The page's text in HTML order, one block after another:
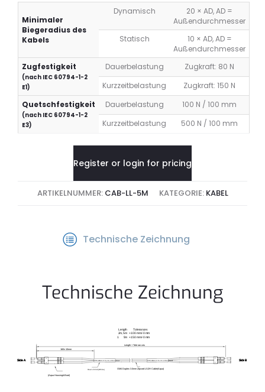
Minimaler
Biegeradius des
Kabels
Dynamisch
20 × AD, AD =
Außendurchmesser
Statisch
10 × AD, AD =
Außendurchmesser
Zugfestigkeit
(nach IEC 60794-1-2
E1)
Dauerbelastung
Zugkraft: 80 N
Kurzzeitbelastung
Zugkraft: 150 N
Quetschfestigkeit
(nach IEC 60794-1-2
E3)
Dauerbelastung
100 N / 100 mm
Kurzzeitbelastung
500 N / 100 mm
Register or login for pricing
ARTIKELNUMMER: CAB-LL-5M KATEGORIE: KABEL
Technische Zeichnung
Technische Zeichnung